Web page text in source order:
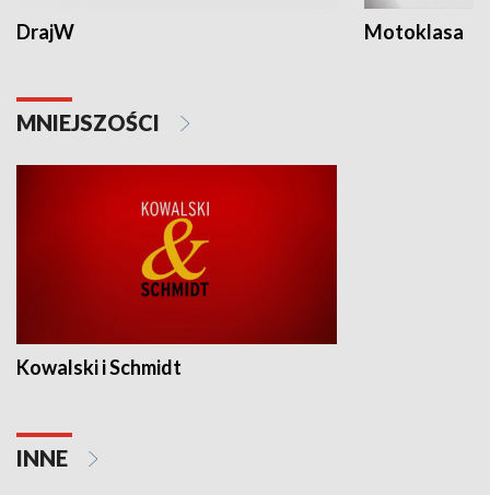
DrajW Motoklasa
MNIEJSZOŚCI
Kowalski i Schmidt
INNE